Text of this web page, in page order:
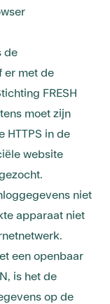
de
er met de
FRESH
moet zijn
HTTPS in de
website
niet
apparaat niet
een openbaar
is het de
op de